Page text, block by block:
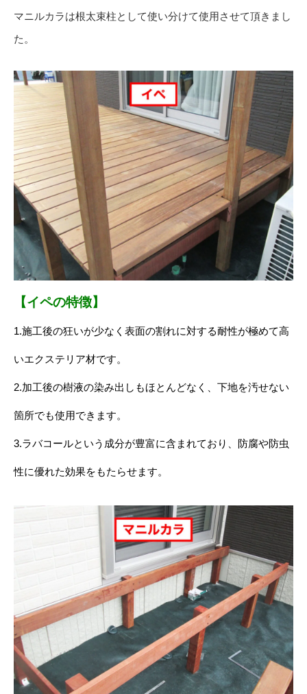
マニルカラは根太束柱として使い分けて使用させて頂きまし
た。
【イペの特徴】
1.施工後の狂いが少なく表面の割れに対する耐性が極めて高
いエクステリア材です。
2.加工後の樹液の染み出しもほとんどなく、下地を汚せない
箇所でも使用できます。
3.ラバコールという成分が豊富に含まれており、 防腐や防虫
性に優れた効果をもたらせます。